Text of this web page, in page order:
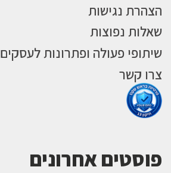
הצהרת נגישות
שאלות נפוצות
שיתופי פעולה ופתרונות לעסקים
צרו קשר
פוסטים אחרונים